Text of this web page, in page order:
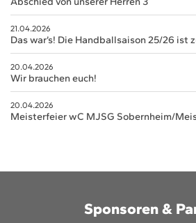
21.04.2026
Das war’s! Die Handballsaison 25/26 ist
20.04.2026
Wir brauchen euch!
20.04.2026
Meisterfeier wC MJSG Sobernheim/
Sponsoren &